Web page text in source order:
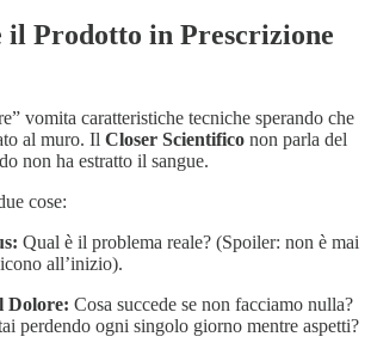
il Prodotto in Prescrizione
vomita caratteristiche tecniche sperando che
al muro. Il Closer Scientifico non parla del
non ha estratto il sangue.
cose:
Qual è il problema reale? (Spoiler: non è mai
all’inizio).
Dolore: Cosa succede se non facciamo nulla?
perdendo ogni singolo giorno mentre aspetti?